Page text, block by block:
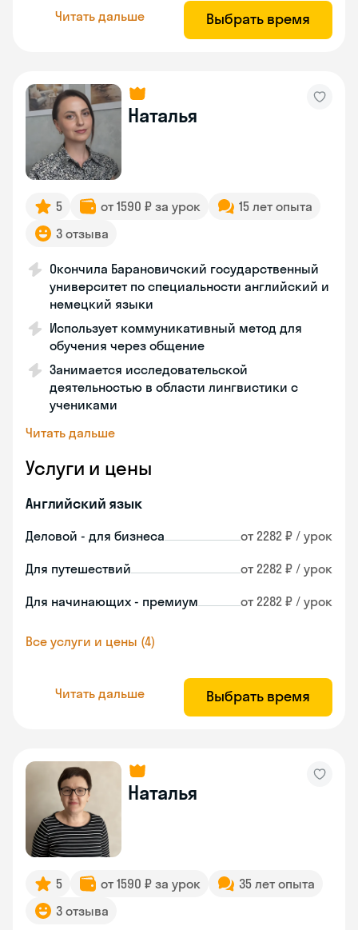
Читать дальше Выбрать время
Наталья
5 от 1590 ₽ за урок
15 лет опыта
3 отзыва
Окончила Барановичский государственный
университет по специальности английский и
немецкий языки
Использует коммуникативный метод для
обучения через общение
Занимается исследовательской
деятельностью в области лингвистики с
учениками
Читать дальше
Услуги и цены
Английский язык
Деловой - для бизнеса от 2282 ₽ / урок
Для путешествий от 2282 ₽ / урок
Для начинающих - премиум от 2282 ₽ / урок
Все услуги и цены (4)
Читать дальше Выбрать время
Наталья
5 от 1590 ₽ за урок
35 лет опыта
3 отзыва